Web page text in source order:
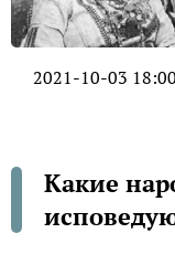
2021-10-03
Какие